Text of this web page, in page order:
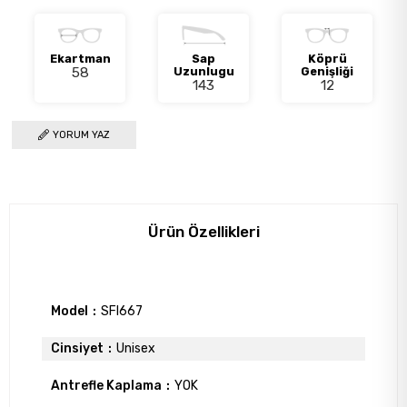
Ekartman
58
Sap
Uzunlugu
143
Köprü
Genişliği
12
YORUM YAZ
Ürün Özellikleri
Model SFI667
Cinsiyet Unisex
Antrefle Kaplama YOK